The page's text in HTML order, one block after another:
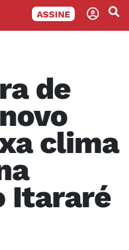
ASSINE
de
clima
Itararé